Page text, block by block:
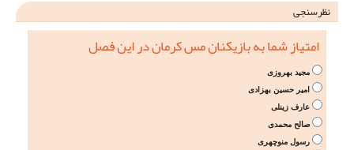
نظرسنجی
امتیاز شما به بازیکنان مس کرمان در این فصل
مجید بهروزی
امیر حسین بهزادی
عارف زینلی
صالح محمدی
رسول منوچهری